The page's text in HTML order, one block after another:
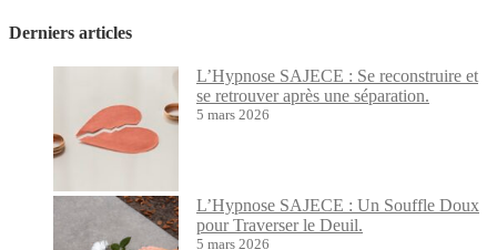
Derniers articles
L’Hypnose SAJECE : Se reconstruire et
se retrouver après une séparation.
5 mars 2026
L’Hypnose SAJECE : Un Souffle Doux
pour Traverser le Deuil.
5 mars 2026